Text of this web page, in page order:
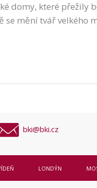
domy, které přežily
se mění tvář velkého
bki@bki.cz
LONDÝN